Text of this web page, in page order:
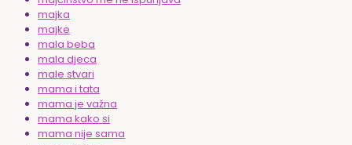
majka
majke
mala beba
mala djeca
male stvari
mama i tata
mama je važna
mama kako si
mama nije sama